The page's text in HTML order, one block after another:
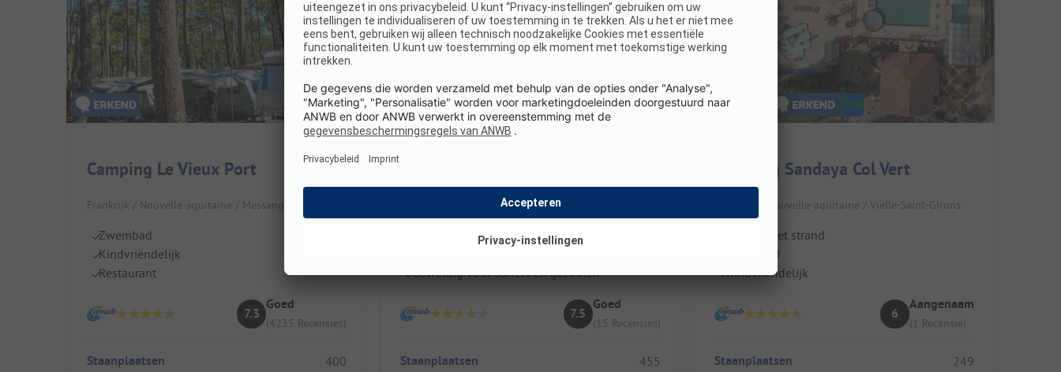
Camping Le Vieux Port
Frankrijk / Nouvelle-aquitaine / Messanges
Zwembad
Kindvriendelijk
Restaurant
7.3
Goed
(4235 Recensies)
Staanplaatsen 400
Frankrijk / Nouvelle-aquitaine / Vielle-Saint-Girons
Direct achter het Atlantische duin.
Geweldig voor surfers en gezinnen.
7.5
Goed
(15 Recensies)
Staanplaatsen 455
Camping Sandaya Col Vert
Frankrijk / Nouvelle-aquitaine / Vielle-Saint-Girons
Dichtbij het strand
Zwembad
Kindvriendelijk
6
Aangenaam
(1 Recensie)
Staanplaatsen 249